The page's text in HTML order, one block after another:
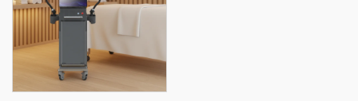
1200 Вт, 1800 Вт, 3000
Вт; діодний лазер з
довжинами хвиль 755
нм, 808 нм, 940 нм,
1064 нм